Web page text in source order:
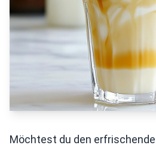
Möchtest du den